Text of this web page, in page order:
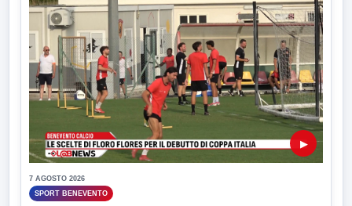
▶
7 AGOSTO 2026
SPORT BENEVENTO